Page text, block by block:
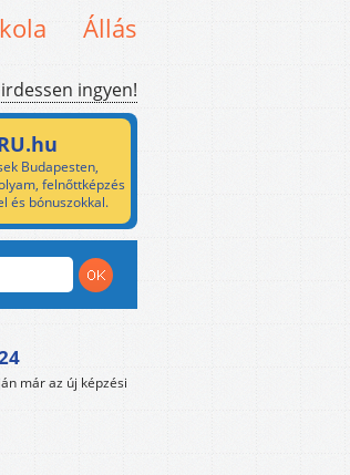
Állás
ingyen!
Budapesten,
felnőttképzés
és bónuszokkal.
már az új képzési